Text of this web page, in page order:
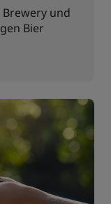
Brewery und
Bier